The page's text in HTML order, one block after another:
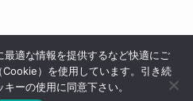
載 講演実績 お問い合わせ
適な情報を提供するなど快適にご
）を使用しています。引き続
ーの使用に同意下さい。